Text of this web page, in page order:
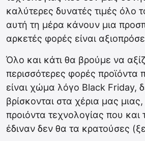
καλύτερες δυνατές τιμές όλο
αυτή τη μέρα κάνουν μια
αρκετές φορές είναι
Όλο και κάτι θα βρούμε να
περισσότερες φορές προϊόντα
είναι χώμα λόγο Black Friday,
βρίσκονται στα χέρια μας
προιόντα τεχνολογίας που
έδιναν δεν θα τα κρατούσες